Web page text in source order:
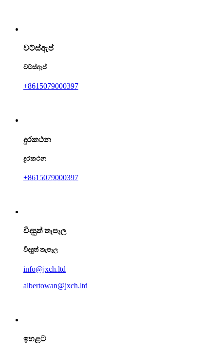
වට්ස්ඇප්
වට්ස්ඇප්
+8615079000397
දුරකථන
දුරකථන
+8615079000397
විද්‍යුත් තැපෑල
විද්‍යුත් තැපෑල
info@jxch.ltd
albertowan@jxch.ltd
ඉහළට